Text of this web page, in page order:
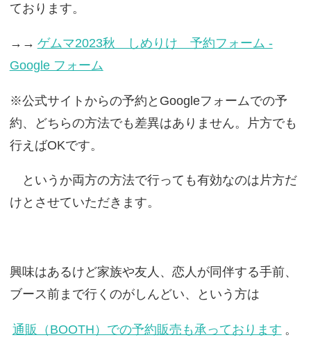
ております。
→→ ゲムマ2023秋 しめりけ 予約フォーム -
Google フォーム
※公式サイトからの予約とGoogleフォームでの予
約、どちらの方法でも差異はありません。片方でも
行えばOKです。
というか両方の方法で行っても有効なのは片方だ
けとさせていただきます。
興味はあるけど家族や友人、恋人が同伴する手前、
ブース前まで行くのがしんどい、という方は
通販（BOOTH）での予約販売も承っております 。